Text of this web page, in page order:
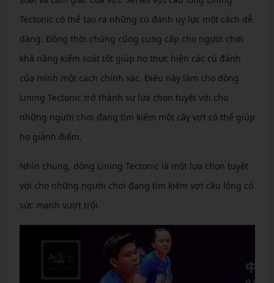
Tectonic có thể tạo ra những cú đánh uy lực một cách dễ
dàng. Đồng thời chúng cũng cung cấp cho người chơi
khả năng kiểm soát tốt giúp họ thực hiện các cú đánh
của mình một cách chính xác. Điều này làm cho dòng
Lining Tectonic trở thành sự lựa chọn tuyệt vời cho
những người chơi đang tìm kiếm một cây vợt có thể giúp
họ giành điểm.
Nhìn chung, dòng Lining Tectonic là một lựa chọn tuyệt
vời cho những người chơi đang tìm kiếm vợt cầu lông có
sức mạnh vượt trội.